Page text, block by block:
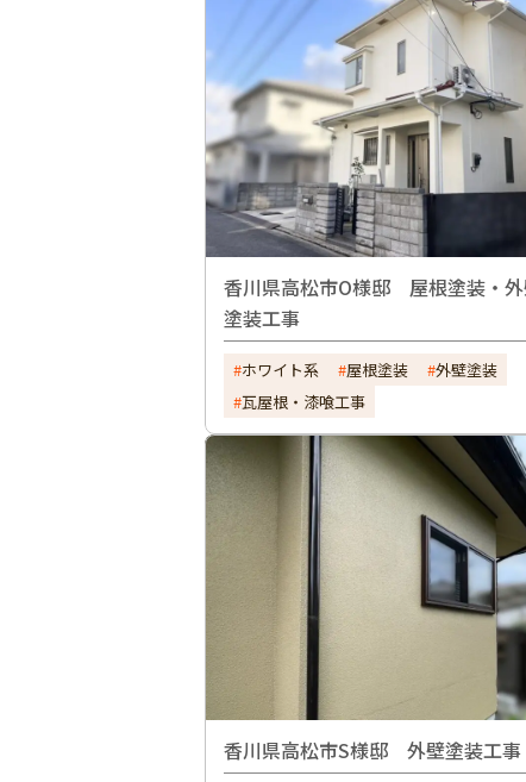
香川県高松市O様邸 屋根塗装・
塗装工事
ホワイト系 屋根塗装
外壁塗装
瓦屋根・漆喰工事
香川県高松市S様邸 外壁塗装工事